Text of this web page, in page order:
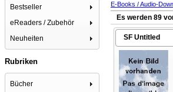
Bestseller
eReaders / Zubehör
Neuheiten
Rubriken
Bücher
E-Books / Audio-
Es werden 89
SF Untitled